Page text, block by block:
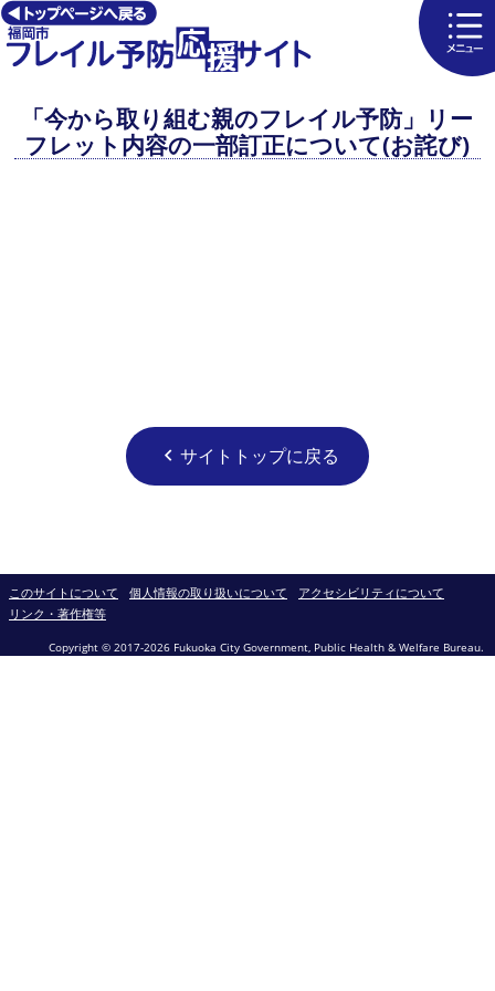
「今から取り組む親のフレイル予防」リー
フレット内容の一部訂正について(お詫び)
chevron_left サイトトップに戻る
このサイトについて 個人情報の取り扱いについて
アクセシビリティについて
リンク・著作権等
Copyright © 2017-2026 Fukuoka City Government, Public Health & Welfare Bureau.